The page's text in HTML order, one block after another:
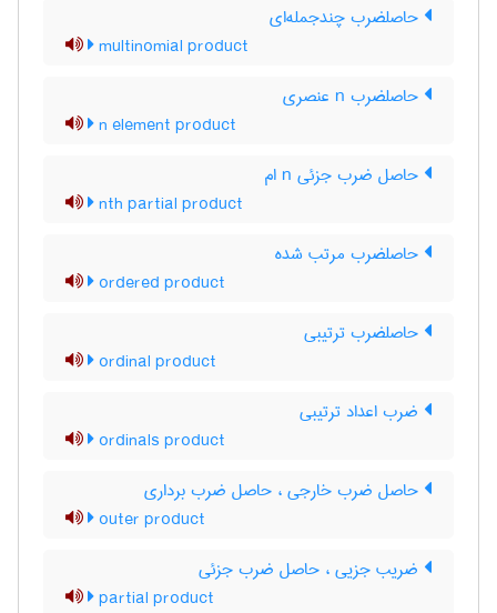
حاصلضرب چندجمله‌ای
multinomial product
حاصلضرب n عنصری
n element product
حاصل ضرب جزئی n ام
nth partial product
حاصلضرب مرتب شده
ordered product
حاصلضرب ترتیبی
ordinal product
ضرب اعداد ترتیبی
ordinals product
حاصل ضرب خارجی ، حاصل ضرب برداری
outer product
ضریب جزیی ، حاصل ضرب جزئی
partial product